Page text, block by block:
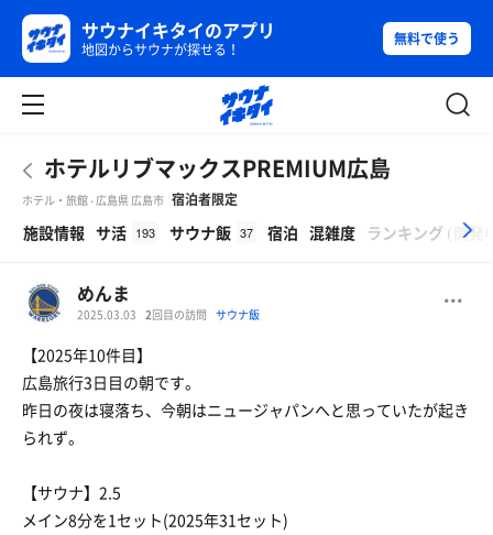
サウナイキタイのアプリ
地図からサウナが探せる！
無料で使う
ホテルリブマックスPREMIUM広島
ホテル・旅館 - 広島県 広島市 宿泊者限定
施設情報 サ活 193 サウナ飯 37 宿泊 混雑度 ランキング ( 開発
めんま
2025.03.03 2回目の訪問 サウナ飯
【2025年10件目】
広島旅行3日目の朝です。
昨日の夜は寝落ち、今朝はニュージャパンへと思っていたが起き
られず。
【サウナ】2.5
メイン8分を1セット(2025年31セット)